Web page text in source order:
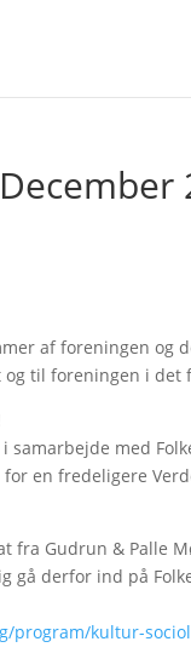
af foreningen
til foreningen i det
samarbejde med
en fredeligere
fra Gudrun & Palle
gå derfor ind på
program/kultur-